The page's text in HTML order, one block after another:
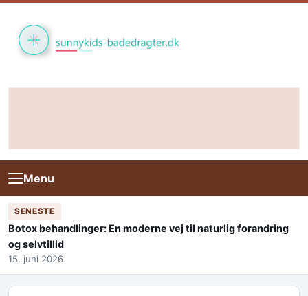
Menu
SENESTE
Botox behandlinger: En moderne vej til naturlig forandring
og selvtillid
15. juni 2026